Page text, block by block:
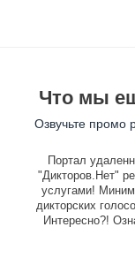
Что мы
Озвучьте промо
Портал
"Дикторов.Нет"
услугами!
дикторских
Интересно?!